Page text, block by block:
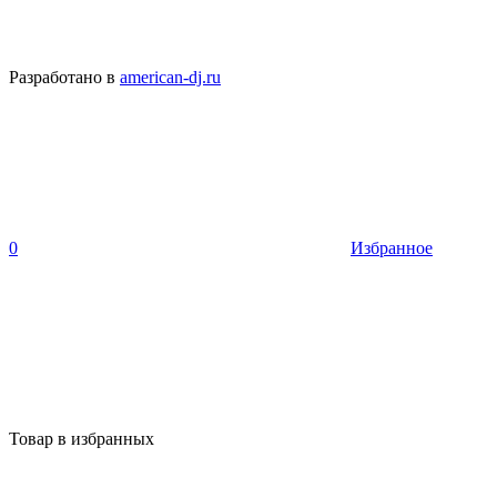
Разработано в american-dj.ru
0 Избранное
Товар в избранных